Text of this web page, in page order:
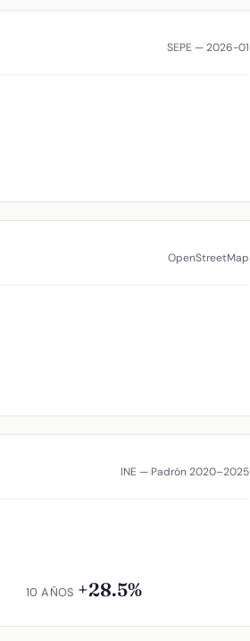
SEPE — 2026-01
OpenStreetMap
INE — Padrón 2020–2025
10 AÑOS +28.5%